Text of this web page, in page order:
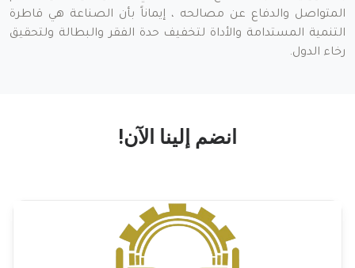
المتواصل والدفاع عن مصالحه ، إيماناً بأن الصناعة هي قاطرة
التنمية المستدامة والأداة لتخفيف حدة الفقر والبطالة ولتحقيق
رخاء الدول.
انضم إلينا الآن!